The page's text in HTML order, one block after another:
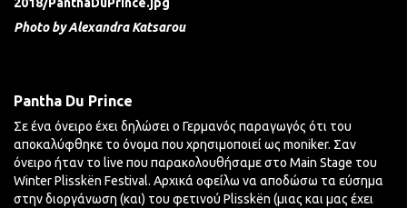
Photo by Alexandra Katsarou
Pantha Du Prince
Σε ένα όνειρο έχει δηλώσει ο Γερμανός παραγωγός ότι του
αποκαλύφθηκε το όνομα που χρησιμοποιεί ως moniker. Σαν
όνειρο ήταν το live που παρακολουθήσαμε στο Main Stage του
WinterPlisskën Festival. Αρχικά οφείλω να αποδώσω τα εύσημα
στην διοργάνωση (και) του φετινού Plisskën (μιας και μας έχει